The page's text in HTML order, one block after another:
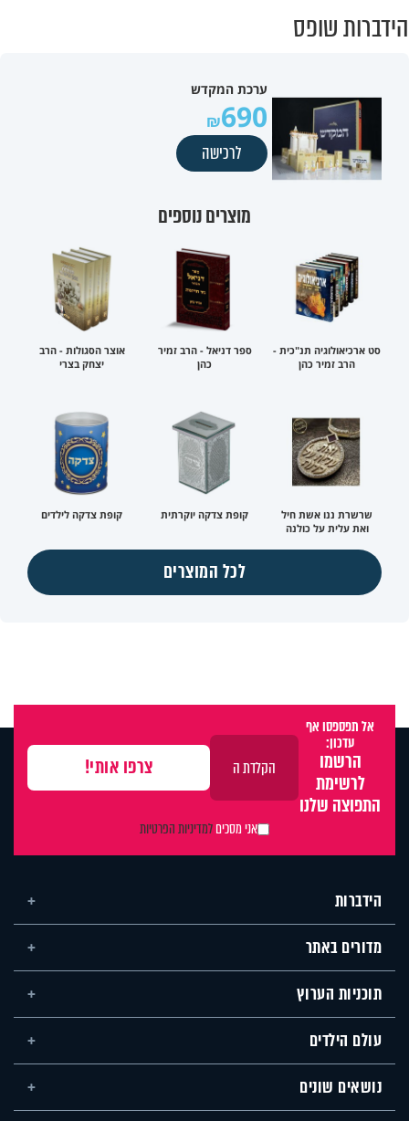
הידברות שופס
ערכת המקדש
690
לרכישה
מוצרים נוספים
סט ארכיאולוגיה תנ"כית -
הרב זמיר כהן
ספר דניאל - הרב זמיר
כהן
אוצר הסגולות - הרב
יצחק בצרי
שרשרת ננו אשת חיל
ואת עלית על כולנה
קופת צדקה יוקרתית קופת צדקה לילדים
לכל המוצרים
אל תפספסו אף
עדכון:
הרשמו
לרשימת
התפוצה שלנו
אני מסכיםלמדיניות הפרטיות
הידברות
מדורים באתר
תוכניות הערוץ
עולם הילדים
נושאים שונים